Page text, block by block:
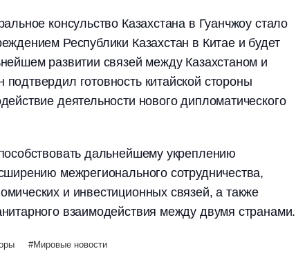
консульство Казахстана в Гуанчжоу стало
Республики Казахстан в Китае и будет
развитии связей между Казахстаном и
готовность китайской стороны
деятельности нового дипломатического
дальнейшему укреплению
межрегионального сотрудничества,
и инвестиционных связей, а также
взаимодействия между двумя странами.
Мировые новости